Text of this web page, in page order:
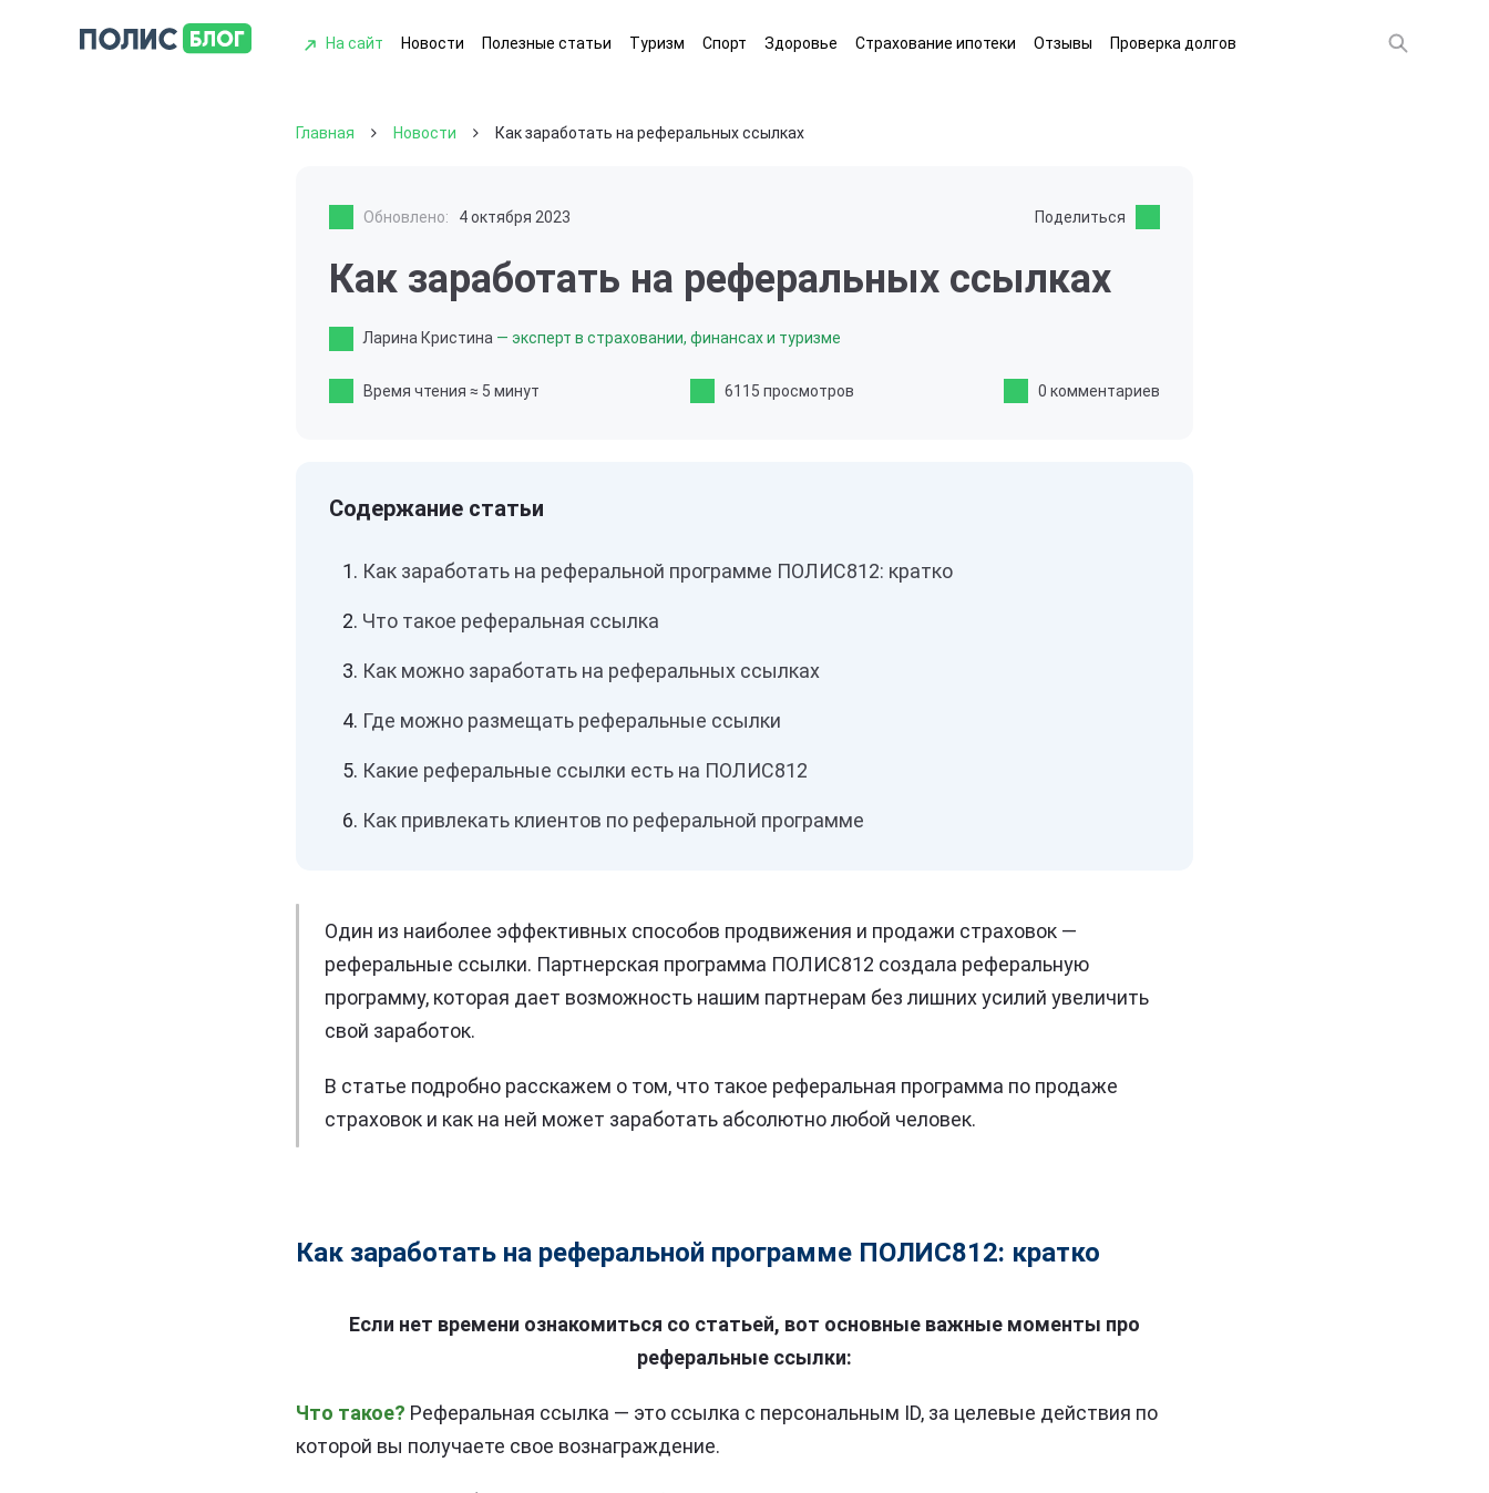
На сайт Новости Полезные статьи Туризм Спорт Здоровье Страхование ипотеки Отзывы Проверка долгов
Главная Новости Как заработать на реферальных ссылках
Обновлено: 4 октября 2023 Поделиться
Как заработать на реферальных ссылках
Ларина Кристина — эксперт в страховании, финансах и туризме
Время чтения ≈ 5 минут 6115 просмотров 0 комментариев
Как заработать на реферальной программе ПОЛИС812: кратко
Что такое реферальная ссылка
Как можно заработать на реферальных ссылках
Где можно размещать реферальные ссылки
Какие реферальные ссылки есть на ПОЛИС812
Как привлекать клиентов по реферальной программе
Один из наиболее эффективных способов продвижения и продажи страховок —
реферальные ссылки. Партнерская программа ПОЛИС812 создала реферальную
программу, которая дает возможность нашим партнерам без лишних усилий увеличить
свой заработок.
В статье подробно расскажем о том, что такое реферальная программа по продаже
страховок и как на ней может заработать абсолютно любой человек.
Как заработать на реферальной программе ПОЛИС812: кратко
Если нет времени ознакомиться со статьей, вот основные важные моменты про
реферальные ссылки:
Что такое? Реферальная ссылка — это ссылка с персональным ID, за целевые действия по
которой вы получаете свое вознаграждение.